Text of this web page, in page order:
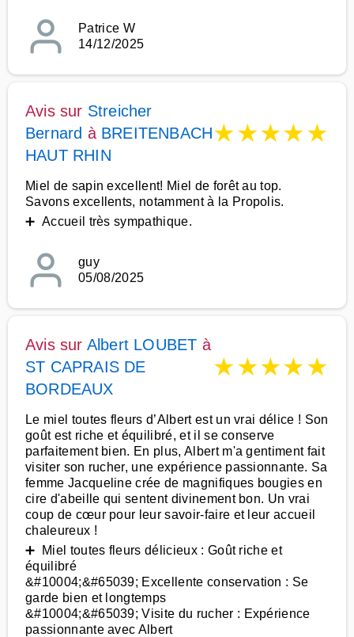
Patrice W
14/12/2025
Avis sur Streicher
Bernard à BREITENBACH
HAUT RHIN
★★★★★
Miel de sapin excellent! Miel de forêt au top.
Savons excellents, notamment à la Propolis.
➕ Accueil très sympathique.
guy
05/08/2025
Avis sur Albert LOUBET à
ST CAPRAIS DE
BORDEAUX
★★★★★
Le miel toutes fleurs d’Albert est un vrai délice ! Son
goût est riche et équilibré, et il se conserve
parfaitement bien. En plus, Albert m'a gentiment fait
visiter son rucher, une expérience passionnante. Sa
femme Jacqueline crée de magnifiques bougies en
cire d'abeille qui sentent divinement bon. Un vrai
coup de cœur pour leur savoir-faire et leur accueil
chaleureux !
➕ Miel toutes fleurs délicieux : Goût riche et
équilibré
&#10004;&#65039; Excellente conservation : Se
garde bien et longtemps
&#10004;&#65039; Visite du rucher : Expérience
passionnante avec Albert